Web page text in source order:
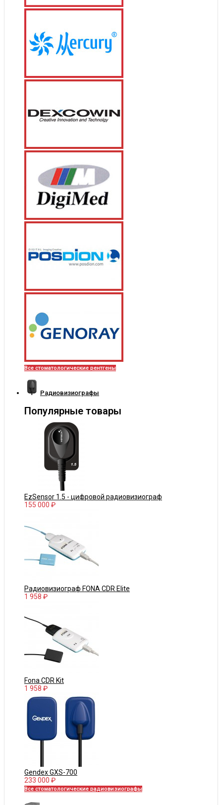
Все стоматологические рентгены
Радиовизиографы
Популярные товары
EzSensor 1.5 - цифровой радиовизиограф
155 000 ₽
Радиовизиограф FONA CDR Elite
1 958 ₽
Fona CDR Kit
1 958 ₽
Gendex GXS-700
233 000 ₽
Все стоматологические радиовизиографы